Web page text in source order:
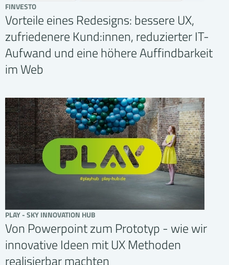
FINVESTO
Vorteile eines Redesigns: bessere UX,
zufriedenere Kund:innen, reduzierter IT-
Aufwand und eine höhere Auffindbarkeit
im Web
PLAY - SKY INNOVATION HUB
Von Powerpoint zum Prototyp - wie wir
innovative Ideen mit UX Methoden
realisierbar machten